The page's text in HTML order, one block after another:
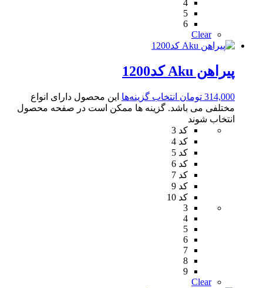
4
5
6
Clear
پیراهن Aku کد1200
314,000 تومان انتخاب گزینه‌ها این محصول دارای انواع
مختلفی می باشد. گزینه ها ممکن است در صفحه محصول
انتخاب شوند
کد 3
کد 4
کد 5
کد 6
کد 7
کد 9
کد 10
3
4
5
6
7
8
9
Clear